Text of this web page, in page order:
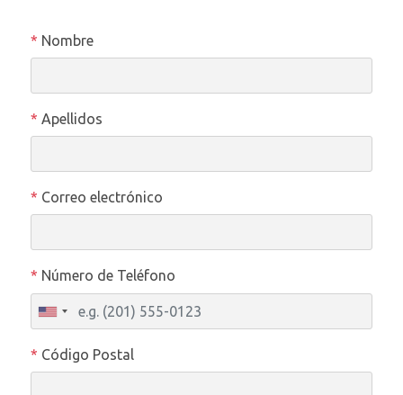
* Nombre
* Apellidos
* Correo electrónico
* Número de Teléfono
* Código Postal